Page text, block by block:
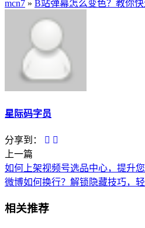
mcn7 » B站弹幕怎么变色？教你快
星际码字员
分享到：
上一篇
如何上架视频号选品中心，提升
微博如何换行？解锁隐藏技巧，轻
相关推荐